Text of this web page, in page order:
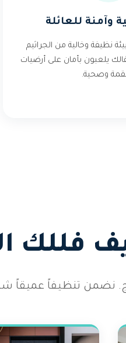
وآمنة للعائلة
نظيفة وخالية من الجراثيم
يلعبون بأمان على أرضيات
وصحية.
فللك
نضمن تنظيفاً عميقاً